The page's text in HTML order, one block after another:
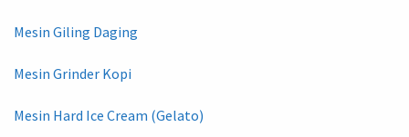
Mesin Giling Daging
Mesin Grinder Kopi
Mesin Hard Ice Cream (Gelato)